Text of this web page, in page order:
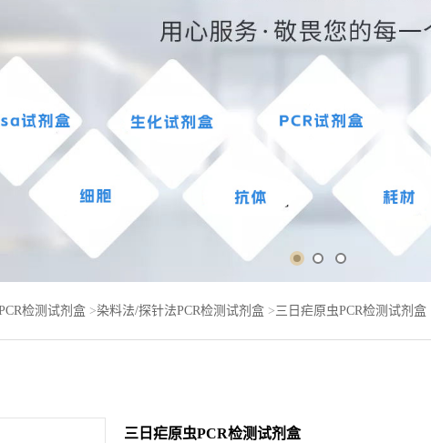
检测试剂盒 >染料法/探针法PCR检测试剂盒 >三日疟原虫PCR检测试剂盒
三日疟原虫PCR检测试剂盒